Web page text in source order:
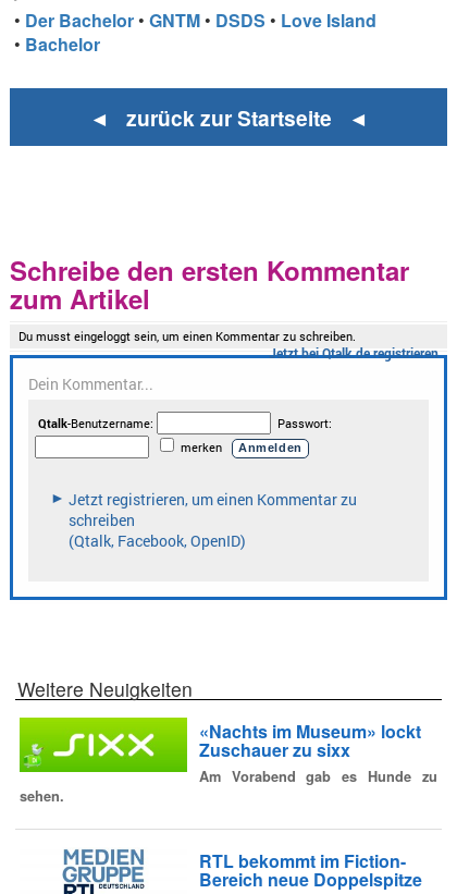
• Der Bachelor •GNTM • DSDS • Love Island
• Bachelor
◄ zurück zur Startseite ◄
Schreibe den ersten Kommentar
zum Artikel
Weitere Neuigkeiten
«Nachts im Museum» lockt
Zuschauer zu sixx
Am Vorabend gab es Hunde zu
sehen.
RTL bekommt im Fiction-
Bereich neue Doppelspitze